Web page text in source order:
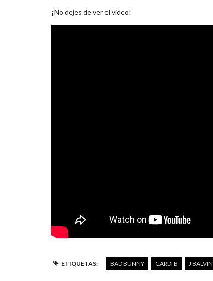
¡No dejes de ver el video!
ETIQUETAS: BAD BUNNY CARDI B J BALVIN